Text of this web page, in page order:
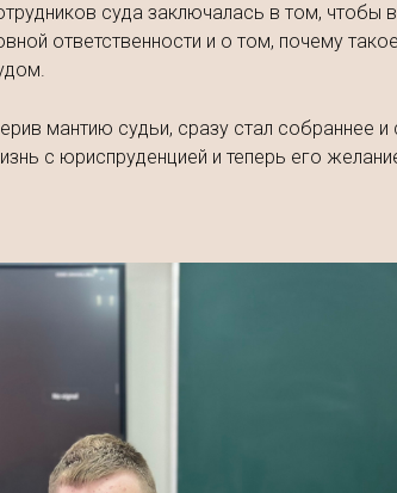
суда заключалась в том,
ответственности и о том, почему
мантию судьи, сразу стал собраннее
с юриспруденцией и теперь его